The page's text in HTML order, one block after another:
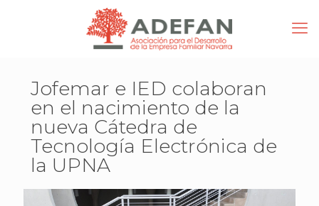
Jofemar e IED colaboran
en el nacimiento de la
nueva Cátedra de
Tecnología Electrónica de
la UPNA